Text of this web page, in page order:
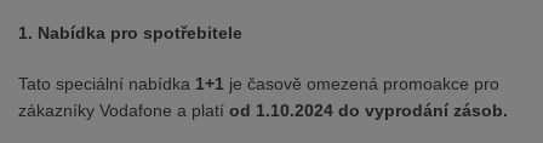
1. Nabídka pro spotřebitele
Tato speciální nabídka 1+1 je časově omezená promoakce pro
zákazníky Vodafone a platí od 1.10.2024 do vyprodání zásob.